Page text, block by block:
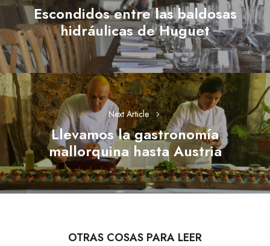
entradas
Previous
post:
Escondidos entre las baldosas
hidráulicas de Huguet
Next Article
Next
post:
Llevamos la gastronomía
mallorquina hasta Austria
OTRAS COSAS PARA LEER